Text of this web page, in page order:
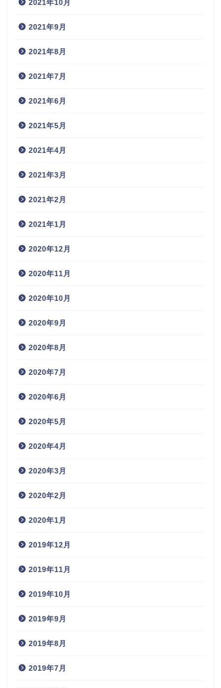
2021年10月
2021年9月
2021年8月
2021年7月
2021年6月
2021年5月
2021年4月
2021年3月
2021年2月
2021年1月
2020年12月
2020年11月
2020年10月
2020年9月
2020年8月
2020年7月
2020年6月
2020年5月
2020年4月
2020年3月
2020年2月
2020年1月
2019年12月
2019年11月
2019年10月
2019年9月
2019年8月
2019年7月